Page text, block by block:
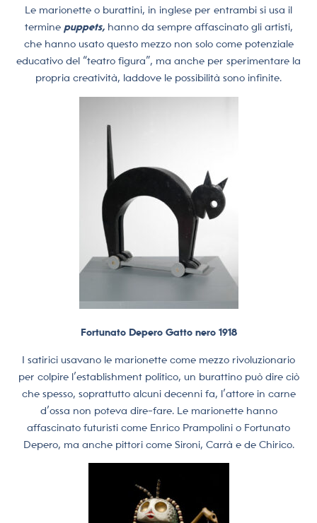
Le marionette o burattini, in inglese per entrambi si usa il
termine puppets,hanno da sempre affascinato gli artisti,
che hanno usato questo mezzo non solo come potenziale
educativo del “teatro figura”, ma anche per sperimentare la
propria creatività, laddove le possibilità sono infinite.
Fortunato Depero Gatto nero 1918
I satirici usavano le marionette come mezzo rivoluzionario
per colpire l’establishment politico, un burattino può dire ciò
che spesso, soprattutto alcuni decenni fa, l’attore in carne
d’ossa non poteva dire-fare. Le marionette hanno
affascinato futuristi come Enrico Prampolini o Fortunato
Depero, ma anche pittori come Sironi, Carrà e de Chirico.